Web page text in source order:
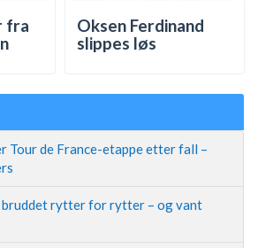
fra
Oksen Ferdinand
slippes løs
Tour de France-etappe etter fall –
bruddet rytter for rytter – og vant